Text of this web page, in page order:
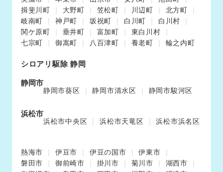
揖斐川町
大野町 笠松町 川辺町
北方町
岐南町
神戸町 坂祝町 白川町
白川村
関ケ原町
垂井町 富加町
東白川村
七宗町
御嵩町 八百津町 養老町 輪之内町
シロアリ駆除 静岡
静岡市
静岡市葵区 静岡市清水区 静岡市駿河区
浜松市
浜松市中央区 浜松市天竜区 浜松市浜名区
熱海市 伊豆市 伊豆の国市
伊東市
磐田市
御前崎市 掛川市 菊川市
湖西市